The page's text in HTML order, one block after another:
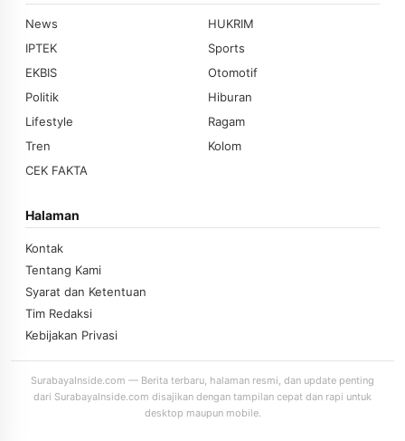
News
HUKRIM
IPTEK
Sports
EKBIS
Otomotif
Politik
Hiburan
Lifestyle
Ragam
Tren
Kolom
CEK FAKTA
Halaman
Kontak
Tentang Kami
Syarat dan Ketentuan
Tim Redaksi
Kebijakan Privasi
SurabayaInside.com — Berita terbaru, halaman resmi, dan update penting
dari SurabayaInside.com disajikan dengan tampilan cepat dan rapi untuk
desktop maupun mobile.